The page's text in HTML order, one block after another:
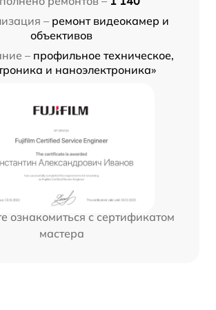
– ремонт видеокамер и
объективов
– профильное техническое,
и наноэлектроника»
ознакомиться с сертификатом
мастера